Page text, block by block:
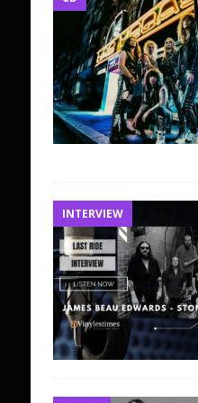
INTERVIEW